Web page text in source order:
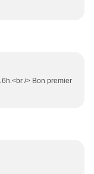
/> Bon premier